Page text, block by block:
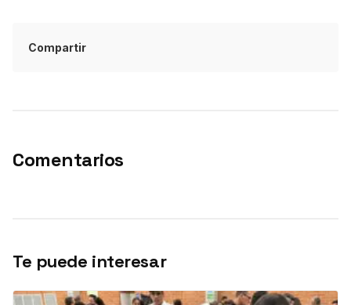
Compartir
Comentarios
Te puede interesar